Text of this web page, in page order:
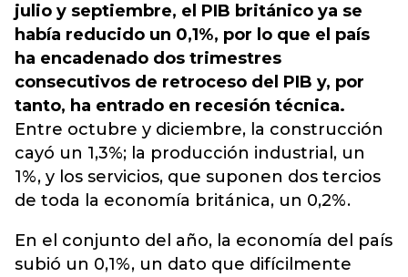
julio y septiembre, el PIB británico ya se
había reducido un 0,1%, por lo que el país
ha encadenado dos trimestres
consecutivos de retroceso del PIB y, por
tanto, ha entrado en recesión técnica.
Entre octubre y diciembre, la construcción
cayó un 1,3%; la producción industrial, un
1%, y los servicios, que suponen dos tercios
de toda la economía británica, un 0,2%.
En el conjunto del año, la economía del país
subió un 0,1%, un dato que difícilmente